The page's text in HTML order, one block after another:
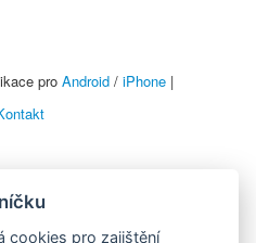
pro Android / iPhone |
Emka
cookies pro zajištění